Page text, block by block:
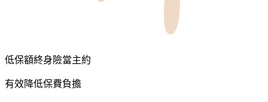
低保額終身險當主約
有效降低保費負擔